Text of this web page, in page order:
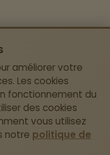
(Heist-
uniquement
améliorer votre
Les cookies
fonctionnement du
des cookies
vous utilisez
notre politique de